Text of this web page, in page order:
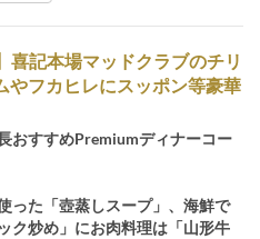
喜記本場マッドクラブのチリ
やフカヒレにスッポン等豪華
おすすめPremiumディナーコー
った「壺蒸しスープ」、海鮮で
ク炒め」にお肉料理は「山形牛